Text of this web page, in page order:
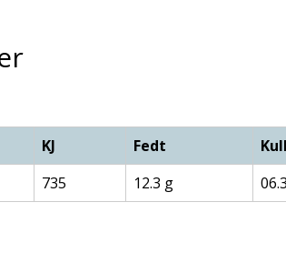
KJ Fedt
735 12.3 g